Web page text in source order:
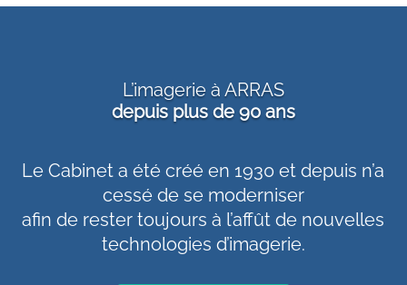
L’imagerie à ARRAS
depuis plus de 90 ans
Le Cabinet a été créé en 1930 et depuis n’a
cessé de se moderniser
afin de rester toujours à l’affût de nouvelles
technologies d’imagerie.